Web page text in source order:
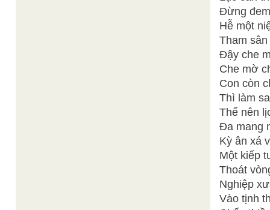
Đừng
Hễ một
Tham
Đậy che
Che mờ
Con còn
Thì làm
Thế nên
Đa mang
Kỳ ân xá
Một kiếp
Thoát
Nghiệp
Vào tịnh